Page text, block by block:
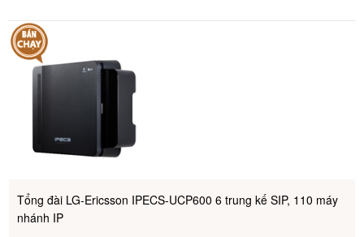
Tổng đài LG-Ericsson IPECS-UCP600 6 trung kế SIP, 110 máy
nhánh IP